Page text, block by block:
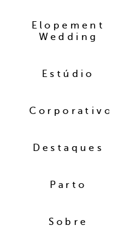
Elopement
Wedding
Estúdio
Corporativo
Destaques
Parto
Sobre